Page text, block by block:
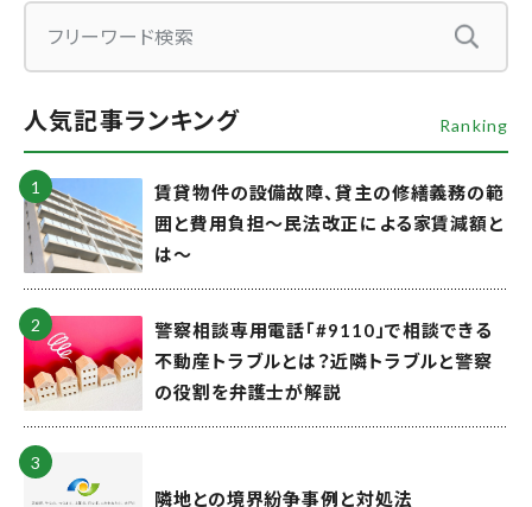
人気記事ランキング Ranking
賃貸物件の設備故障、貸主の修繕義務の範
囲と費用負担～民法改正による家賃減額と
は～
警察相談専用電話「#9110」で相談できる
不動産トラブルとは？近隣トラブルと警察
の役割を弁護士が解説
隣地との境界紛争事例と対処法